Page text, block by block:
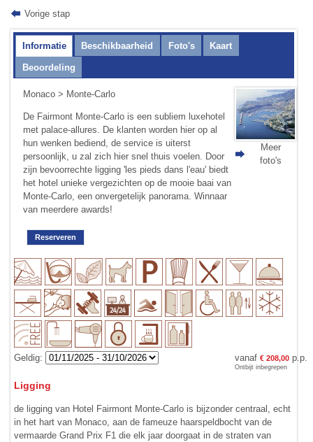
Vorige stap
Informatie Beschikbaarheid Foto's Kaart
Beoordeling
Monaco > Monte-Carlo
De Fairmont Monte-Carlo is een subliem luxehotel
met palace-allures. De klanten worden hier op al
hun wenken bediend, de service is uiterst
persoonlijk, u zal zich hier snel thuis voelen. Door
zijn bevoorrechte ligging 'les pieds dans l'eau' biedt
het hotel unieke vergezichten op de mooie baai van
Monte-Carlo, een onvergetelijk panorama. Winnaar
van meerdere awards!
Reserveren
Meer
foto's
Geldig: vanaf € 208,00p.p.
Ontbijt inbegrepen
Ligging
de ligging van Hotel Fairmont Monte-Carlo is bijzonder centraal, echt
in het hart van Monaco, aan de fameuze haarspeldbocht van de
vermaarde Grand Prix F1 die elk jaar doorgaat in de straten van